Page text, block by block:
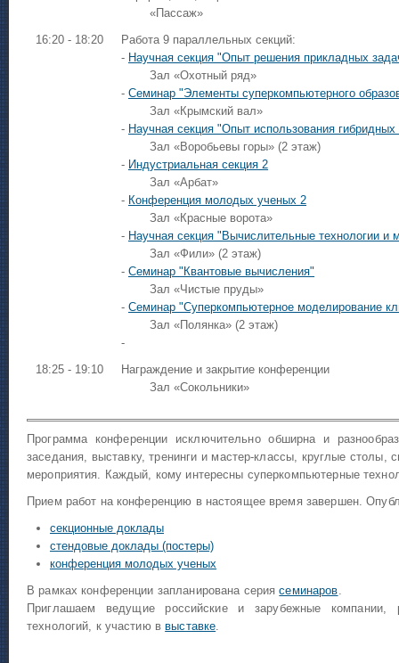
«Пассаж»
16:20 - 18:20
Работа 9 параллельных секций:
- Научная секция "Опыт решения прикладных
Зал «Охотный ряд»
- Семинар "Элементы суперкомпьютерного
Зал «Крымский вал»
- Научная секция "Опыт использования
Зал «Воробьевы горы» (2 этаж)
- Индустриальная секция 2
Зал «Арбат»
- Конференция молодых ученых 2
Зал «Красные ворота»
- Научная секция "Вычислительные технологии
Зал «Фили» (2 этаж)
- Семинар "Квантовые вычисления"
Зал «Чистые пруды»
- Семинар "Суперкомпьютерное моделирование
Зал «Полянка» (2 этаж)
-
18:25 - 19:10
Награждение и закрытие конференции
Зал «Сокольники»
Программа конференции исключительно обширна и
заседания, выставку, тренинги и мастер-классы, круглые столы,
мероприятия. Каждый, кому интересны суперкомпьютерные
Прием работ на конференцию в настоящее время завершен.
секционные доклады
стендовые доклады (постеры)
конференция молодых ученых
В рамках конференции запланирована сериясеминаров
Приглашаем ведущие российские и зарубежные компании,
технологий, к участию ввыставке